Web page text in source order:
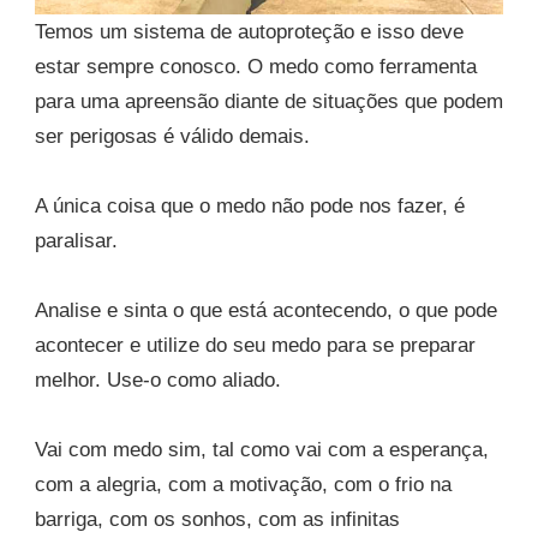
Temos um sistema de autoproteção e isso deve
estar sempre conosco. O medo como ferramenta
para uma apreensão diante de situações que podem
ser perigosas é válido demais.
A única coisa que o medo não pode nos fazer, é
paralisar.
Analise e sinta o que está acontecendo, o que pode
acontecer e utilize do seu medo para se preparar
melhor. Use-o como aliado.
Vai com medo sim, tal como vai com a esperança,
com a alegria, com a motivação, com o frio na
barriga, com os sonhos, com as infinitas